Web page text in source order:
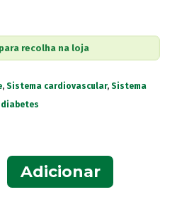
recolha na loja
, Sistema cardiovascular, Sistema
Adicionar